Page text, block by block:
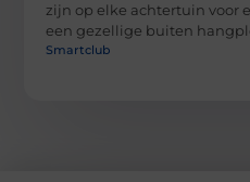
zijn op elke achtertuin voor
een gezellige buiten
Smartclub